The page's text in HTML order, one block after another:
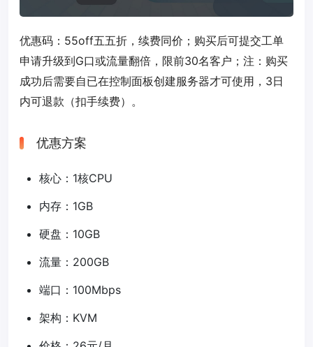
优惠码： 55off五五折，续费同价；购买后可提交工单
申请升级到G口或流量翻倍，限前30名客户；注：购买
成功后需要自已在控制面板创建服务器才可使用，3日
内可退款（扣手续费）。
优惠方案
核心：1核CPU
内存：1GB
硬盘：10GB
流量：200GB
端口：100Mbps
架构：KVM